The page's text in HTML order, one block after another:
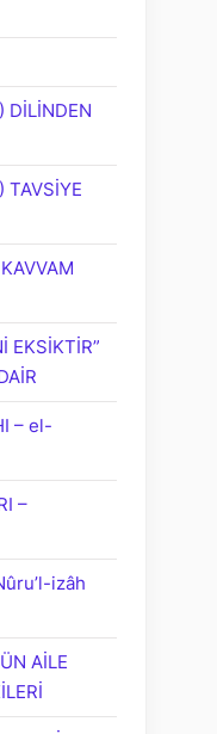
DİLİNDEN
TAVSİYE
EKSİKTİR”
– el-
–
izâh
AİLE